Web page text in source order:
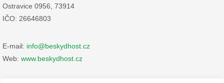
Ostravice 0956, 73914
IČO: 26646803
E-mail: info@beskydhost.cz
Web: www.beskydhost.cz